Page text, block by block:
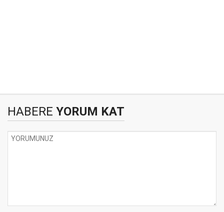
HABERE YORUM KAT